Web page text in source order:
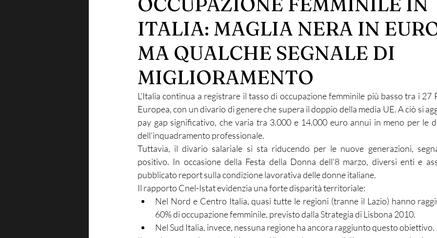
ITALIA: MAGLIA NERA IN
MA QUALCHE SEGNALE DI
MIGLIORAMENTO
L’Italia continua a registrare il tasso di occupazione femminile più basso tra i 27
Europea, con un divario di genere che supera il doppio della media UE. A ciò si
pay gap significativo, che varia tra 3.000 e 14.000 euro annui in meno per le
dell’inquadramento professionale.
Tuttavia, il divario salariale si sta riducendo per le nuove generazioni,
positivo. In occasione della Festa della Donna dell’8 marzo, diversi enti e
pubblicato report sulla condizione lavorativa delle donne italiane.
Il rapporto Cnel-Istat evidenzia una forte disparità territoriale:
Nel Nord e Centro Italia, quasi tutte le regioni (tranne il Lazio) hanno
60% di occupazione femminile, previsto dalla Strategia di Lisbona 2010.
Nel Sud Italia, invece, nessuna regione ha ancora raggiunto questo obiettivo.